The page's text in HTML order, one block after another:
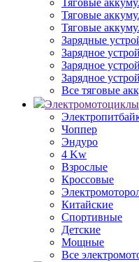
Тяговые
Тяговые
Тяговые
Зарядные
Зарядное
Зарядное
Зарядное
Все тяговые
Электромотоциклы
Чоппер
Эндуро
4 Kw
Взрослые
Кроссовые
Китайские
Спортивные
Детские
Мощные
Все